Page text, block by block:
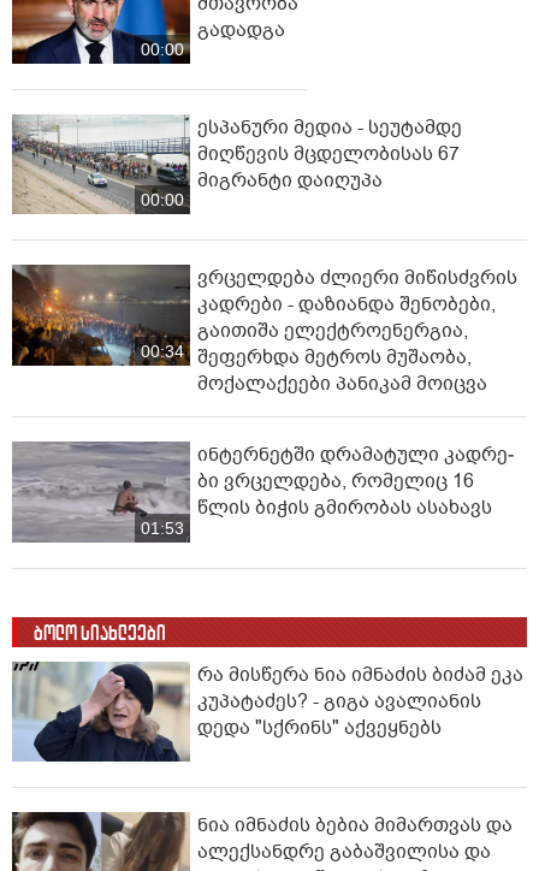
00:00
გადადგა
00:00
ესპანური მედია - სეუტამდე
მიღწევის მცდელობისას 67
მიგრანტი დაიღუპა
00:34
ვრცელდება ძლიერი მიწისძვრის
კადრები - დაზიანდა შენობები,
გაითიშა ელექტროენერგია,
შეფერხდა მეტროს მუშაობა,
მოქალაქეები პანიკამ მოიცვა
01:53
ინ­ტერ­ნეტ­ში დრა­მა­ტუ­ლი კად­რე­
ბი ვრცელდება, რომელიც 16
წლის ბიჭის გმირობას ასახავს
ბოლო სიახლეები
რა მისწერა ნია იმნაძის ბიძამ ეკა
კუპატაძეს? - გიგა ავალიანის
დედა "სქრინს" აქვეყნებს
ნია იმნაძის ბებია მიმართვას და
ალექსანდრე გაბაშვილისა და